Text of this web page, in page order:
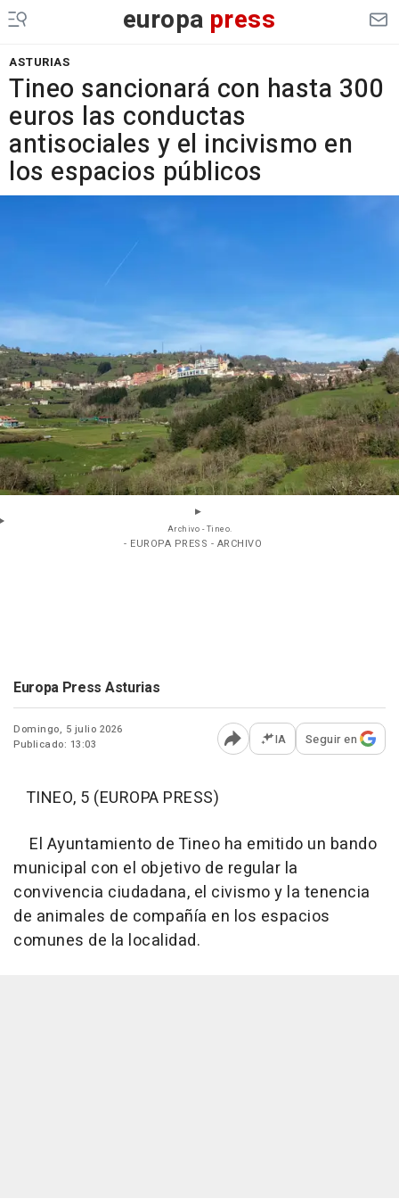
europa press
ASTURIAS
Tineo sancionará con hasta 300
euros las conductas
antisociales y el incivismo en
los espacios públicos
Archivo - Tineo.
- EUROPA PRESS - ARCHIVO
Europa Press Asturias
Domingo, 5 julio 2026
Publicado: 13:03
Abrir opciones para
IA Seguir en
TINEO, 5 (EUROPA PRESS)
El Ayuntamiento de Tineo ha emitido un bando
municipal con el objetivo de regular la
convivencia ciudadana, el civismo y la tenencia
de animales de compañía en los espacios
comunes de la localidad.